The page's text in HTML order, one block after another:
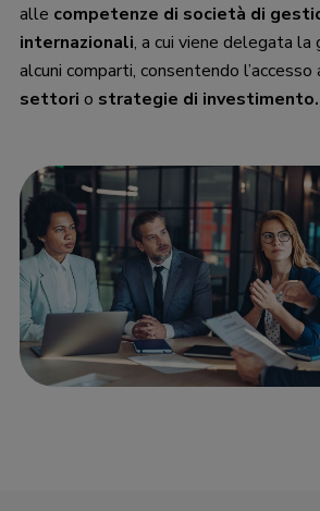
alle competenze di società di
internazionali, a cui viene delegata la
alcuni comparti, consentendo l’accesso
settori o strategie di investimento.